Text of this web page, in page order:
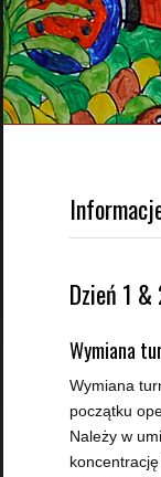
Dzień 1
Wymiana
Wymiana
początku
Należy w